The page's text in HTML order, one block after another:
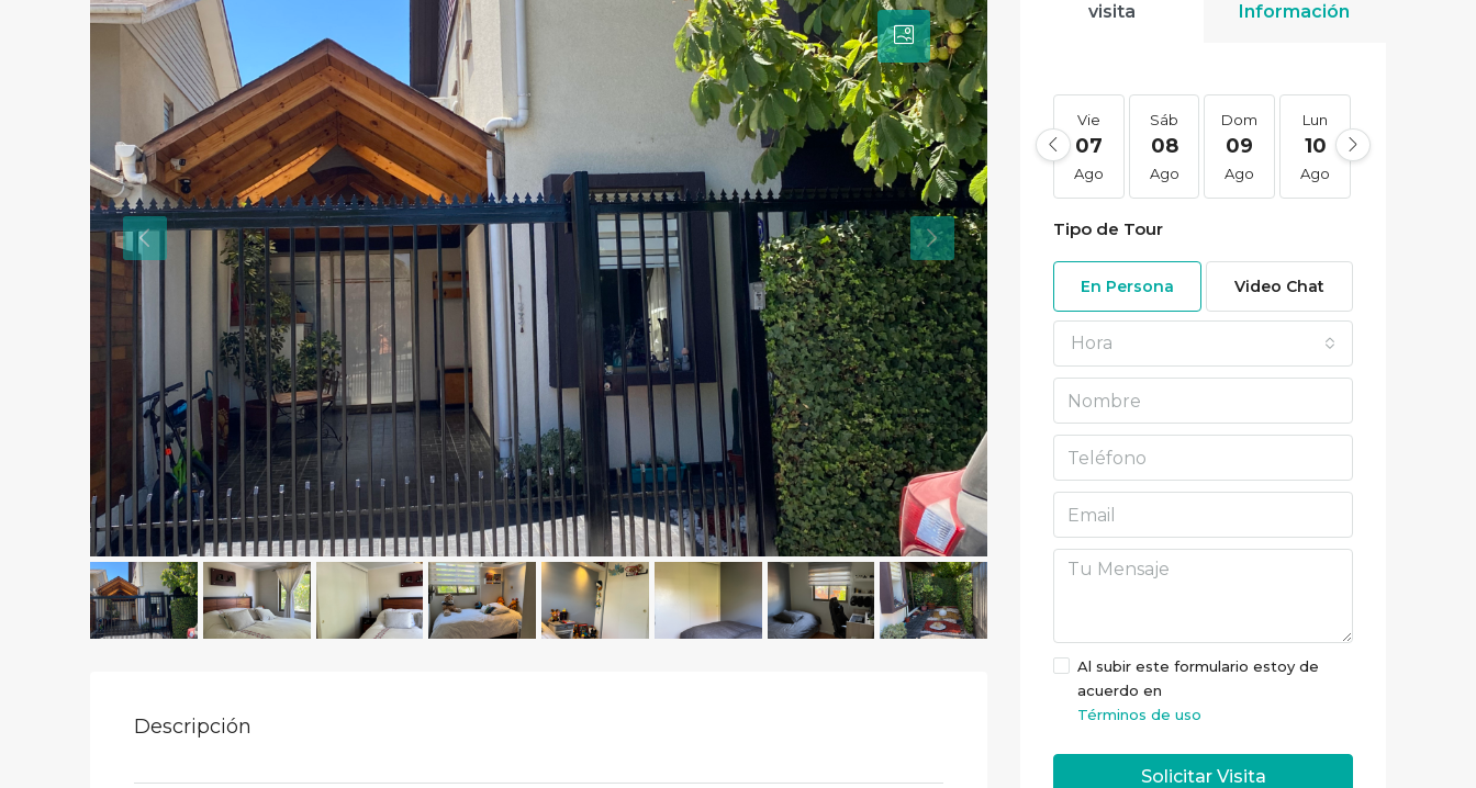
Descripción
visita
Información
Vie
07
Ago
Sáb
08
Ago
Dom
09
Ago
Lun
10
Ago
Tipo de Tour
En Persona Video Chat
Hora
Al subir este formulario estoy de
acuerdo en
Términos de uso
Solicitar Visita